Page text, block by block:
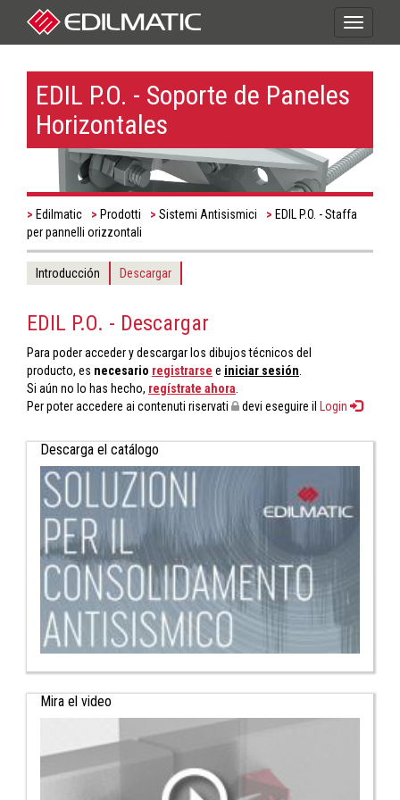
Toggle
EDIL P.O. - Soporte de Paneles
Horizontales
Edilmatic Prodotti Sistemi Antisismici
EDIL P.O. - Staffa
per pannelli orizzontali
Introducción Descargar
EDIL P.O. - Descargar
Para poder acceder y descargar los dibujos técnicos del
producto, es necesario registrarse e iniciar sesión.
Si aún no lo has hecho, regístrate ahora.
Per poter accedere ai contenuti riservati
devi eseguire il Login
Descarga el catálogo
Mira el video